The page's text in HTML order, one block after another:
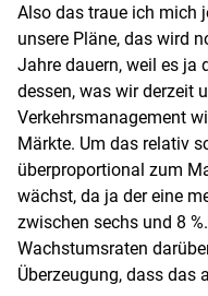
Also das traue ich mich
unsere Pläne, das wird
Jahre dauern, weil es ja
dessen, was wir derzeit
Verkehrsmanagement
Märkte. Um das relativ
überproportional zum
wächst, da ja der eine
zwischen sechs und 8
Wachstumsraten
Überzeugung, dass das